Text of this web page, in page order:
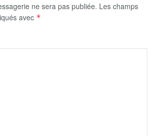
ne sera pas publiée. Les champs
avec *